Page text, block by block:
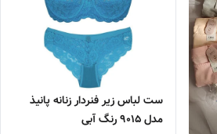
ست لباس زیر فنردار زنانه پانیذ
مدل 9015 رنگ آبی